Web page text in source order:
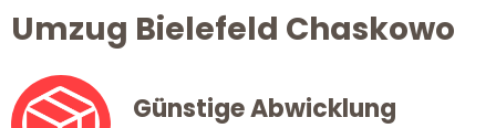
Umzug Bielefeld Chaskowo
Günstige Abwicklung